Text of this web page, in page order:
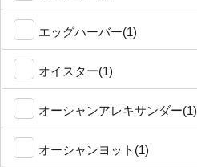
エッグハーバー(1)
オイスター(1)
オーシャンアレキサンダー(1)
オーシャンヨット(1)